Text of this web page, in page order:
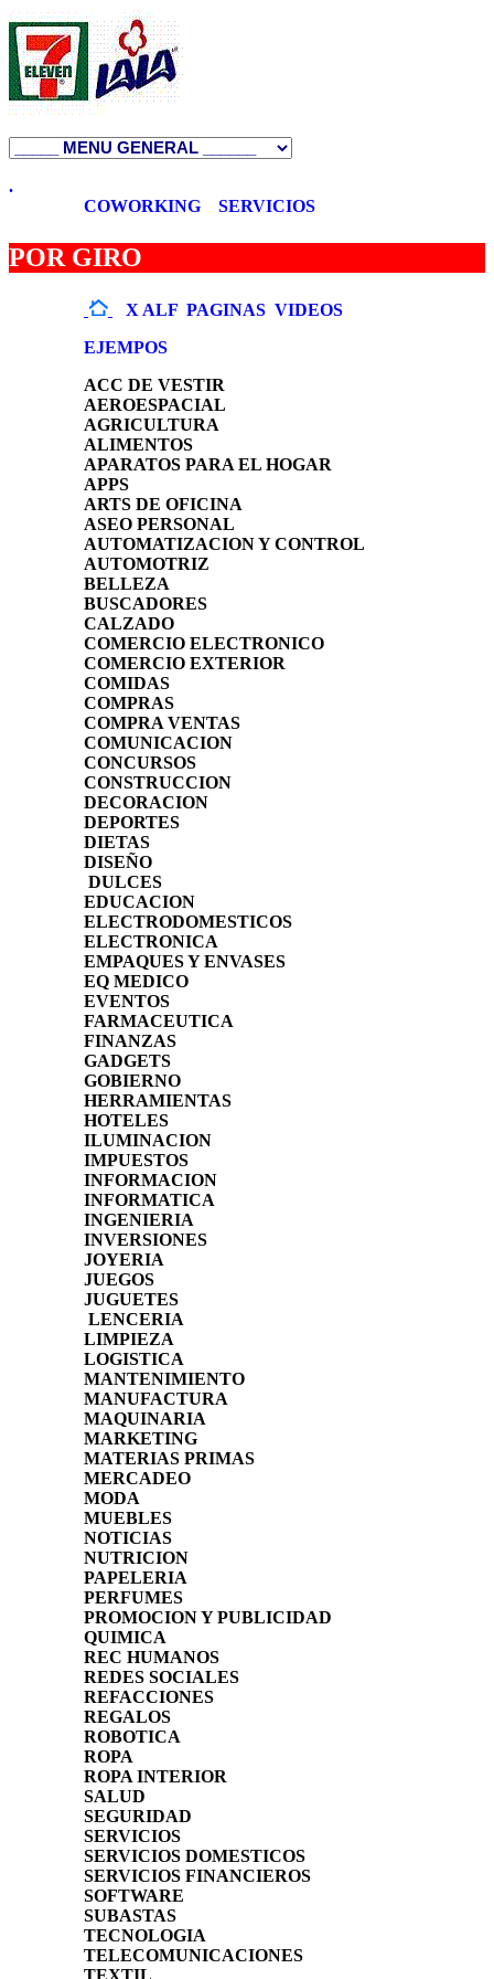
.
COWORKING
SERVICIOS
POR GIRO
X ALF PAGINAS VIDEOS
EJEMPOS
ACC DE VESTIR
AEROESPACIAL
AGRICULTURA
ALIMENTOS
APARATOS PARA EL HOGAR
APPS
ARTS DE OFICINA
ASEO PERSONAL
AUTOMATIZACION Y CONTROL
AUTOMOTRIZ
BELLEZA
BUSCADORES
CALZADO
COMERCIO ELECTRONICO
COMERCIO EXTERIOR
COMIDAS
COMPRAS
COMPRA VENTAS
COMUNICACION
CONCURSOS
CONSTRUCCION
DECORACION
DEPORTES
DIETAS
DISEÑO
DULCES
EDUCACION
ELECTRODOMESTICOS
ELECTRONICA
EMPAQUES Y ENVASES
EQ MEDICO
EVENTOS
FARMACEUTICA
FINANZAS
GADGETS
GOBIERNO
HERRAMIENTAS
HOTELES
ILUMINACION
IMPUESTOS
INFORMACION
INFORMATICA
INGENIERIA
INVERSIONES
JOYERIA
JUEGOS
JUGUETES
LENCERIA
LIMPIEZA
LOGISTICA
MANTENIMIENTO
MANUFACTURA
MAQUINARIA
MARKETING
MATERIAS PRIMAS
MERCADEO
MODA
MUEBLES
NOTICIAS
NUTRICION
PAPELERIA
PERFUMES
PROMOCION Y PUBLICIDAD
QUIMICA
REC HUMANOS
REDES SOCIALES
REFACCIONES
REGALOS
ROBOTICA
ROPA
ROPA INTERIOR
SALUD
SEGURIDAD
SERVICIOS
SERVICIOS DOMESTICOS
SERVICIOS FINANCIEROS
SOFTWARE
SUBASTAS
TECNOLOGIA
TELECOMUNICACIONES
TEXTIL